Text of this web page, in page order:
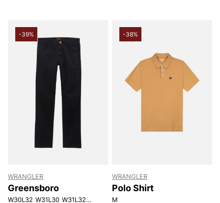
-39%
WRANGLER
Greensboro
W30L32 W31L30 W31L32 W31L34 W32L32
-38%
WRANGLER
Polo Shirt
M